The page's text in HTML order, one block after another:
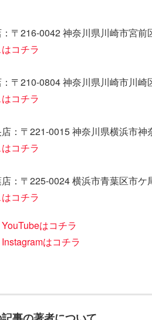
〒216-0042 神奈川県川崎市宮前
コチラ
〒210-0804 神奈川県川崎市川崎
コチラ
：〒221-0015 神奈川県横浜市神
コチラ
：〒225-0024 横浜市青葉区市ケ
コチラ
YouTubeはコチラ
Instagramはコチラ